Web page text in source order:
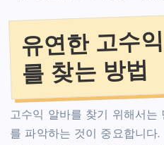
유연한 고수
를 찾는 방법
고수익 알바를 찾기 위해서는
를 파악하는 것이 중요합니다